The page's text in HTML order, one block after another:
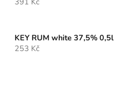
KEY RUM white 37,5% 0,5l
253 Kč